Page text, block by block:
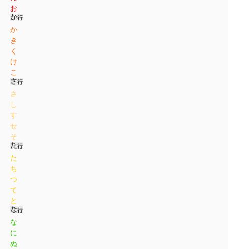
お
か
き
く
け
こ
さ
し
す
せ
そ
た
ち
つ
て
と
な
に
ぬ